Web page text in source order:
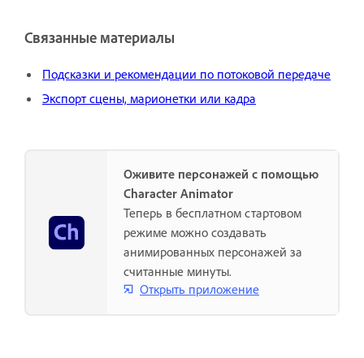
Связанные материалы
Подсказки и рекомендации по потоковой передаче
Экспорт сцены, марионетки или кадра
Оживите персонажей с помощью
Character Animator
Теперь в бесплатном стартовом
режиме можно создавать
анимированных персонажей за
считанные минуты.
Открыть приложение